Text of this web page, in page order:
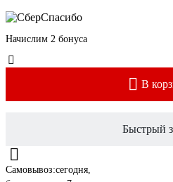
Начислим 2 бонуса
В
Быстрый
Самовывоз:сегодня,